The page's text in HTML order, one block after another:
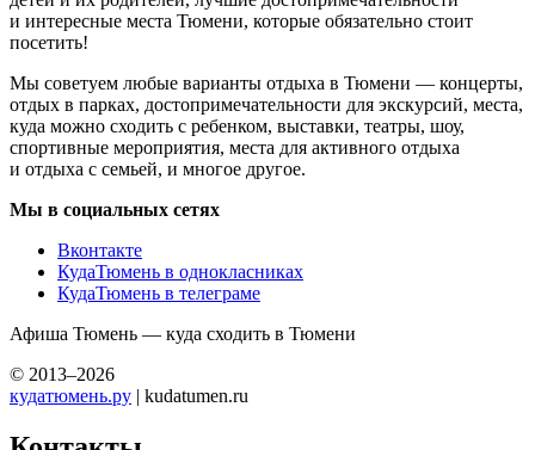
и интересные места Тюмени, которые обязательно стоит
посетить!
Мы советуем любые варианты отдыха в Тюмени — концерты,
отдых в парках, достопримечательности для экскурсий, места,
куда можно сходить с ребенком, выставки, театры, шоу,
спортивные мероприятия, места для активного отдыха
и отдыха с семьей, и многое другое.
Мы в социальных сетях
Вконтакте
КудаТюмень в однокласниках
КудаТюмень в телеграме
Афиша Тюмень — куда сходить в Тюмени
© 2013–2026
кудатюмень.ру | kudatumen.ru